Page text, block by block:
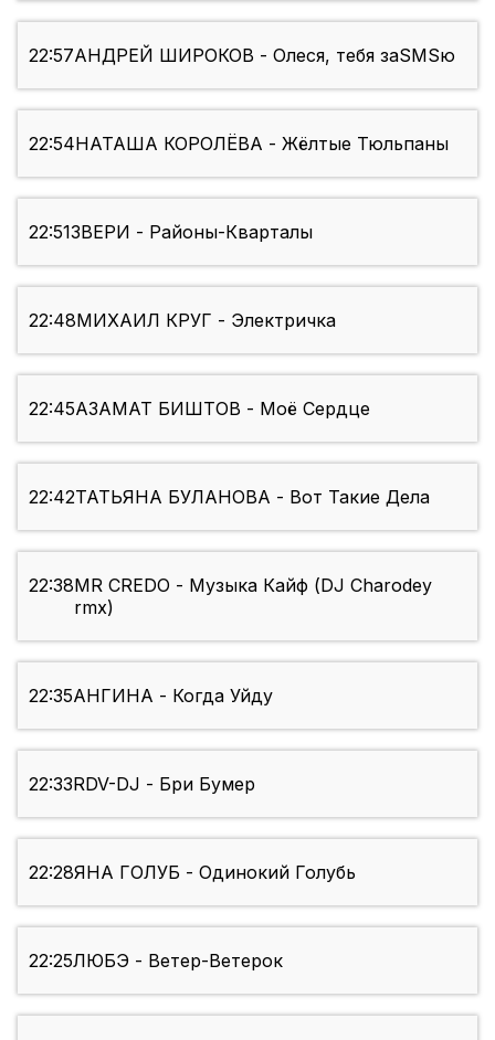
22:57АНДРЕЙ ШИРОКОВ - Олеся, тебя заSMSю
22:54НАТАША КОРОЛЁВА - Жёлтые Тюльпаны
22:51ЗВЕРИ - Районы-Кварталы
22:48МИХАИЛ КРУГ - Электричка
22:45АЗАМАТ БИШТОВ - Моё Сердце
22:42ТАТЬЯНА БУЛАНОВА - Вот Такие Дела
22:38MR CREDO - Музыка Кайф (DJ Charodey
rmx)
22:35АНГИНА - Когда Уйду
22:33RDV-DJ - Бри Бумер
22:28ЯНА ГОЛУБ - Одинокий Голубь
22:25ЛЮБЭ - Ветер-Ветерок